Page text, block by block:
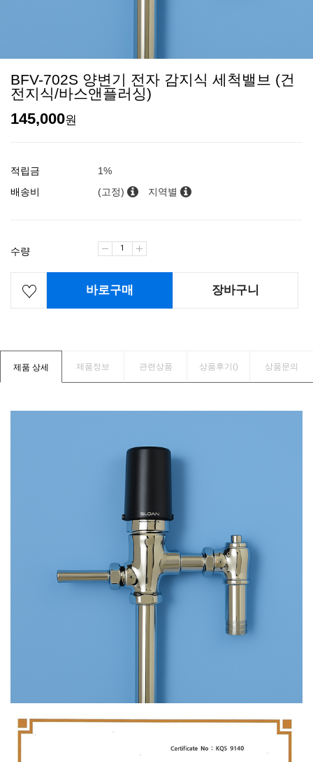
BFV-702S 양변기 전자 감지식 세척밸브 (건
전지식/바스앤플러싱)
145,000원
적립금
1%
배송비
(고정) 지역별
수량
바로구매 장바구니
제품 상세 제품정보 관련상품 상품후기() 상품문의